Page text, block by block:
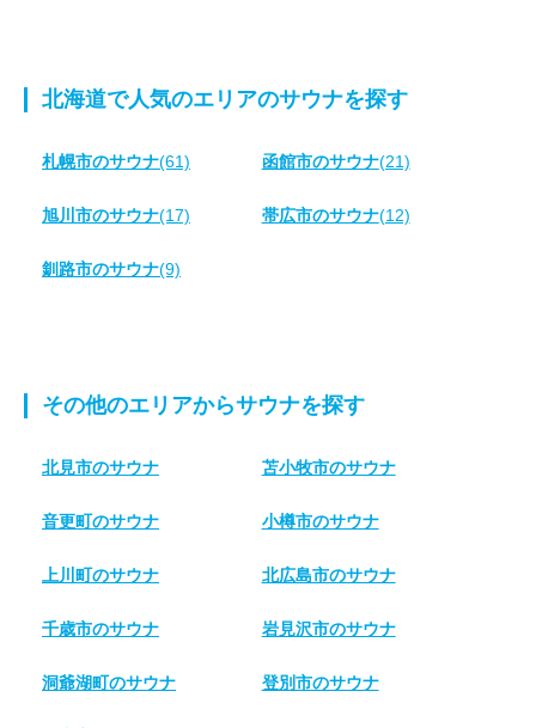
北海道で人気のエリアのサウナを探す
札幌市のサウナ(61) 函館市のサウナ(21)
旭川市のサウナ(17) 帯広市のサウナ(12)
釧路市のサウナ(9)
その他のエリアからサウナを探す
北見市のサウナ 苫小牧市のサウナ
音更町のサウナ 小樽市のサウナ
上川町のサウナ 北広島市のサウナ
千歳市のサウナ 岩見沢市のサウナ
洞爺湖町のサウナ 登別市のサウナ